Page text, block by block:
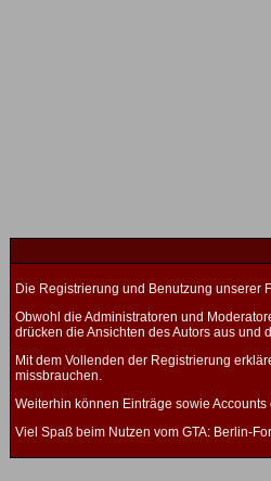
Die Registrierung und Benutzung unserer
Obwohl die Administratoren und
drücken die Ansichten des Autors aus und
Mit dem Vollenden der Registrierung
missbrauchen.
Weiterhin können Einträge sowie
Viel Spaß beim Nutzen vom GTA: Berlin-